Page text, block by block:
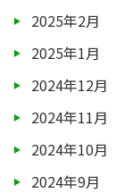
2025年2月
2025年1月
2024年12月
2024年11月
2024年10月
2024年9月